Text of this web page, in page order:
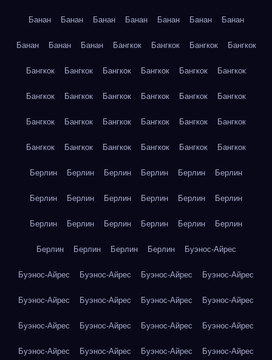
Банан Банан Банан Банан Банан Банан Банан
Банан Банан Банан Бангкок Бангкок Бангкок Бангкок
Бангкок Бангкок Бангкок Бангкок Бангкок Бангкок
Бангкок Бангкок Бангкок Бангкок Бангкок Бангкок
Бангкок Бангкок Бангкок Бангкок Бангкок Бангкок
Бангкок Бангкок Бангкок Бангкок Бангкок Бангкок
Берлин Берлин Берлин Берлин Берлин Берлин
Берлин Берлин Берлин Берлин Берлин Берлин
Берлин Берлин Берлин Берлин Берлин Берлин
Берлин Берлин Берлин Берлин Буэнос-Айрес
Буэнос-Айрес Буэнос-Айрес Буэнос-Айрес Буэнос-Айрес
Буэнос-Айрес Буэнос-Айрес Буэнос-Айрес Буэнос-Айрес
Буэнос-Айрес Буэнос-Айрес Буэнос-Айрес Буэнос-Айрес
Буэнос-Айрес Буэнос-Айрес Буэнос-Айрес Буэнос-Айрес